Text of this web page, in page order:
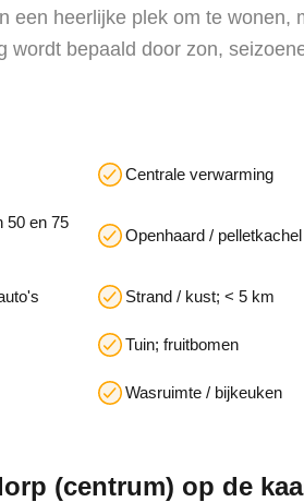
een heerlijke plek om te
wordt bepaald door zon,
Centrale verwarming
50 en 75
Openhaard / pelletkachel
Strand / kust; < 5 km
Tuin; fruitbomen
Wasruimte / bijkeuken
(centrum) op de